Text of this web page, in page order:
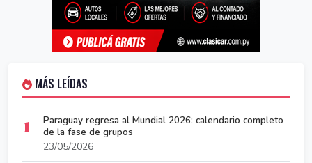
MÁS LEÍDAS
1
Paraguay regresa al Mundial 2026: calendario completo
de la fase de grupos
23/05/2026